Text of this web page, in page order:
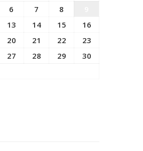
6 7 8
13 14 15
16
20 21 22
23
27 28 29
30